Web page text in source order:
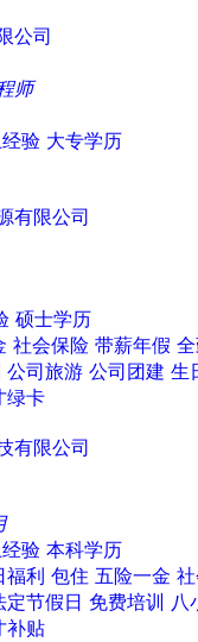
公司
师
验 大专学历
有限公司
硕士学历
社会保险 带薪年假
公司旅游 公司团建 生
绿卡
有限公司
验 本科学历
福利 包住 五险一金
定节假日 免费培训 八
补贴